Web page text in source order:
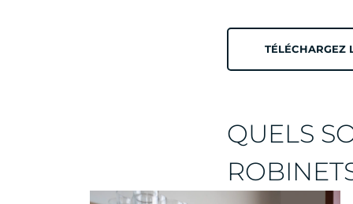
TÉLÉCHARGEZ
QUELS